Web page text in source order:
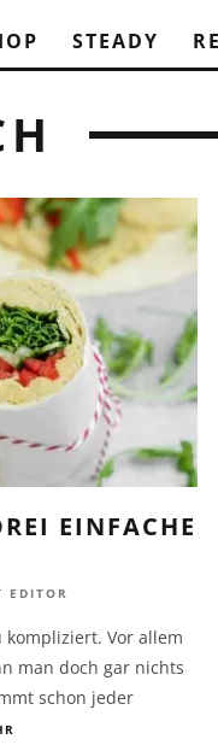
STEADY
EINFACHE
EDITOR
kompliziert. Vor allem
man doch gar nichts
schon jeder